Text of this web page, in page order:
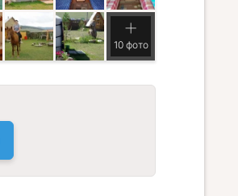
10 фото